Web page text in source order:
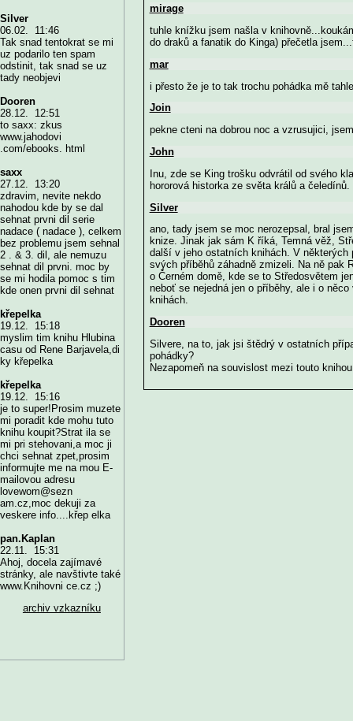
mirage
tuhle knížku jsem našla v
do draků a fanatik do Kinga) přečetla
mar
i přesto že je to tak trochu pohádka mě
Join
pekne cteni na dobrou noc a vzrusujici,
John
Inu, zde se King trošku odvrátil od svého
hororová historka ze světa králů a
Silver
ano, tady jsem se moc nerozepsal, bral
knize. Jinak jak sám K říká, Temná věž,
další v jeho ostatních knihách. V některých
svých příběhů záhadně zmizeli. Na ně pak
o Černém domě, kde se to Středosvětem
neboť se nejedná jen o příběhy, ale i o
knihách.
Dooren
Silvere, na to, jak jsi štědrý v ostatních
pohádky?
Nezapomeň na souvislost mezi touto
Silver
06.02. 11:46
Tak snad tentokrat se mi
uz podarilo ten spam
odstinit, tak snad se uz
tady neobjevi
Dooren
28.12. 12:51
to saxx: zkus
www.jahodovi
.com/ebooks. html
saxx
27.12. 13:20
zdravim, nevite nekdo
nahodou kde by se dal
sehnat prvni dil serie
nadace ( nadace ), celkem
bez problemu jsem sehnal
2 . & 3. dil, ale nemuzu
sehnat dil prvni. moc by
se mi hodila pomoc s tim
kde onen prvni dil sehnat
křepelka
19.12. 15:18
myslim tim knihu Hlubina
casu od Rene Barjavela,di
ky křepelka
křepelka
19.12. 15:16
je to super!Prosim muzete
mi poradit kde mohu tuto
knihu koupit?Strat ila se
mi pri stehovani,a moc ji
chci sehnat zpet,prosim
informujte me na mou E-
mailovou adresu
lovewom@sezn
am.cz,moc dekuji za
veskere info....křep elka
pan.Kaplan
22.11. 15:31
Ahoj, docela zajímavé
stránky, ale navštivte také
www.Knihovni ce.cz ;)
archiv vzkazníku